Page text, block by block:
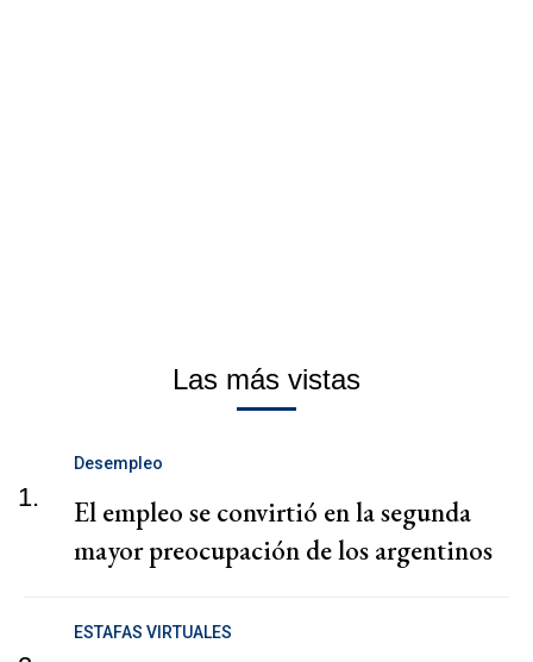
Las más vistas
1.
Desempleo
El empleo se convirtió en la segunda
mayor preocupación de los argentinos
ESTAFAS VIRTUALES